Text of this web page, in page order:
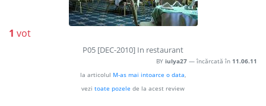
1 vot
P05 [DEC-2010] In restaurant
BY iulya27 — încărcată în 11.06.11
la articolul M-as mai intoarce o data,
vezi toate pozele de la acest review